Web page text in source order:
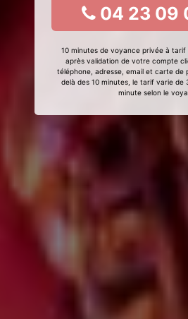
04 23 09
10 minutes de voyance privée à tarif
après validation de votre compte
téléphone, adresse, email et carte de
delà des 10 minutes, le tarif varie de
minute selon le